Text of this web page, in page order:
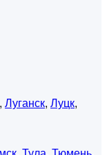
, Луганск, Луцк,